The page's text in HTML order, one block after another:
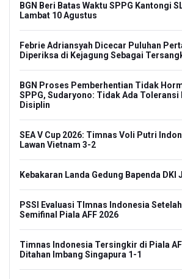
BGN Beri Batas Waktu SPPG Kantongi
Lambat 10 Agustus
Febrie Adriansyah Dicecar Puluhan
Diperiksa di Kejagung Sebagai
BGN Proses Pemberhentian Tidak
SPPG, Sudaryono: Tidak Ada
Disiplin
SEA V Cup 2026: Timnas Voli Putri
Lawan Vietnam 3-2
Kebakaran Landa Gedung Bapenda DKI
PSSI Evaluasi TImnas Indonesia
Semifinal Piala AFF 2026
Timnas Indonesia Tersingkir di Piala
Ditahan Imbang Singapura 1-1